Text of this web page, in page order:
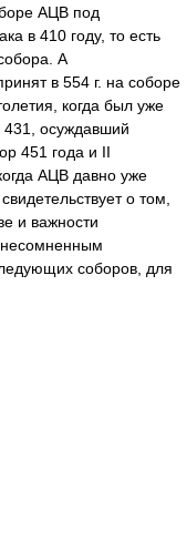
АЦВ под
в 410 году, то есть
А
в 554 г. на соборе
когда был уже
431, осуждавший
451 года и II
АЦВ давно уже
о том,
и важности
несомненным
соборов, для